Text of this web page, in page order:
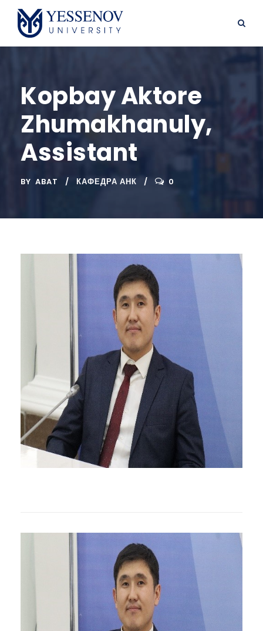
Kopbay Aktore
Zhumakhanuly,
Assistant
BY ABAT КАФЕДРА АНК 0